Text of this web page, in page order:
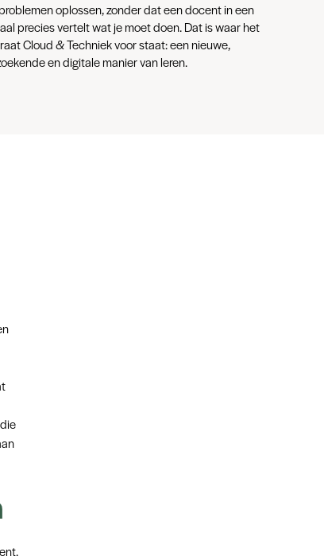
oplossen, zonder dat een docent in een
precies vertelt wat je moet doen. Dat is waar het
Cloud & Techniek voor staat: een nieuwe,
en digitale manier van leren.